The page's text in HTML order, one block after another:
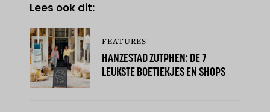
Lees ook dit:
FEATURES
HANZESTAD ZUTPHEN: DE 7
LEUKSTE BOETIEKJES EN SHOPS